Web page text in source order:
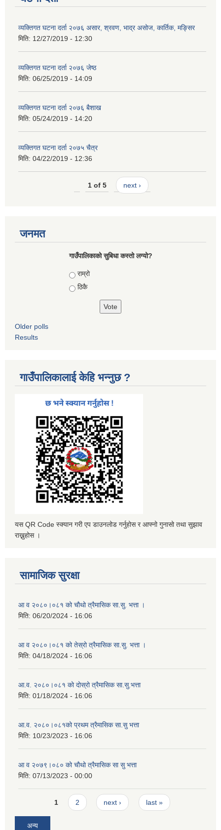
व्यक्तिगत घटना दर्ता २०७६ असार, श्रवण, भाद्र असोज, कार्तिक, मङ्सिर
मिति: 12/27/2019 - 12:30
व्यक्तिगत घटना दर्ता २०७६ जेष्ठ
मिति: 06/25/2019 - 14:09
व्यक्तिगत घटना दर्ता २०७६ बैशाख
मिति: 05/24/2019 - 14:20
व्यक्तिगत घटना दर्ता २०७५ चैत्र
मिति: 04/22/2019 - 12:36
1 of 5 next ›
जनमत
गाउँपालिकाको सुबिधा कस्तो लग्यो?
Choices
राम्रो
ठिकै
Older polls
Results
गाउँपालिकालाई केहि भन्नुछ ?
यस QR Code स्क्यान गरी एप डाउनलोड गर्नुहोस र आफ्नो गुनासो तथा सुझाव
राख्नुहोस ।
सामाजिक सुरक्षा
आ व २०८०।०८१ को चौथो त्रैमासिक सा.सु. भत्ता ।
मिति: 06/20/2024 - 16:06
आ व २०८०।०८१ को तेस्रो त्रैमासिक सा.सु. भत्ता ।
मिति: 04/18/2024 - 16:06
आ.व. २०८०।०८१ को दोस्रो त्रैमासिक सा.सु.भत्ता
मिति: 01/18/2024 - 16:06
आ.व. २०८०।०८१को प्रथम त्रैमासिक सा.सु भत्ता
मिति: 10/23/2023 - 16:06
आ व २०७९।०८० को चौथो त्रैमासिक सा सु भत्ता
मिति: 07/13/2023 - 00:00
Pages1 2 next › last »
अन्य